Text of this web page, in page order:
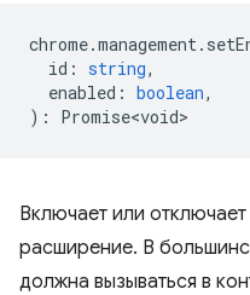
chrome.management.
id : string,
enabled : boolean,
) : Promise<void>
Включает или
расширение. В
должна вызываться в